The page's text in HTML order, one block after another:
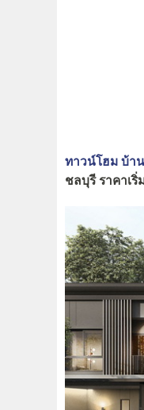
ทาวน์โฮม บ้า
ชลบุรี ราคาเริ่